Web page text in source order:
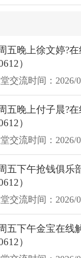
五晚上徐文婷?
）
交流时间：2026/
五晚上付子晨?
）
交流时间：2026/
五下午抢钱俱乐
）
交流时间：2026/
五下午金宝在线
）